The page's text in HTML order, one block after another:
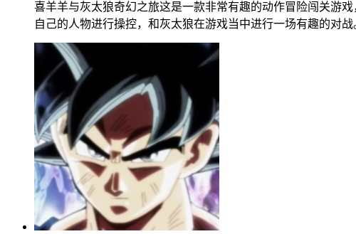
喜羊羊与灰太狼奇幻之旅这是一款非常有趣的动作冒险闯关游
自己的人物进行操控，和灰太狼在游戏当中进行一场有趣的对战